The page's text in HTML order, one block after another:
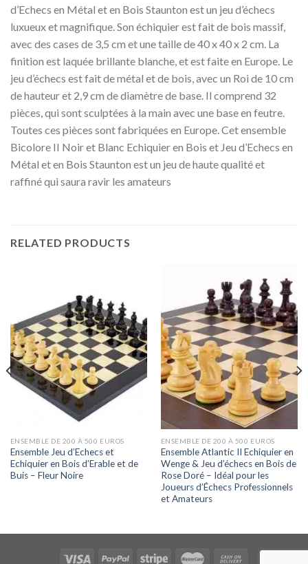
d’Echecs en Métal et en Bois Staunton est un jeu d’échecs
luxueux et magnifique. Son échiquier est fait de bois massif,
avec des cases de 3,5 cm et une taille de 40 x 40 x 2 cm. La
finition est laquée brillante blanche, et est faite en Europe. Le
jeu d’échecs est fait de métal et de bois, avec un Roi de 10 cm
de hauteur et 2,9 cm de diamètre de base. Il comprend 32
pièces, qui sont sculptées à la main avec une base en feutre.
Toutes ces pièces sont fabriquées en Europe. Cet ensemble
Bicolore II Noir et Blanc Echiquier en Bois et Jeu d’Echecs en
Métal et en Bois Staunton est un jeu de haute qualité et
raffiné qui saura ravir les amateurs
RELATED PRODUCTS
ENSEMBLE DE 200 À 500 EUROS
Ensemble Jeu d’Echecs et
Echiquier en Bois d’Erable et de
Buis – Fleur Noire
ENSEMBLE DE 200 À 500 EUROS
Ensemble Atlantic II Echiquier en
Wenge & Jeu d’échecs en Bois de
Rose Doré – Idéal pour les
Joueurs d’Échecs Professionnels
et Amateurs